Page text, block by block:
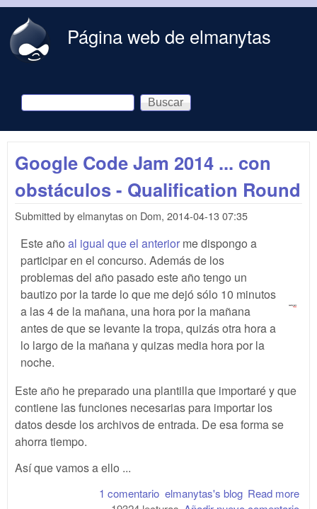
Página web de elmanytas
Formulario de búsqueda
Buscar
Google Code Jam 2014 ... con
obstáculos - Qualification Round
Submitted byelmanytason Dom, 2014-04-13 07:35
Este año al igual que el anterior me dispongo a
participar en el concurso. Además de los
problemas del año pasado este año tengo un
bautizo por la tarde lo que me dejó sólo 10 minutos
a las 4 de la mañana, una hora por la mañana
antes de que se levante la tropa, quizás otra hora a
lo largo de la mañana y quizas media hora por la
noche.
Este año he preparado una plantilla que importaré y que
contiene las funciones necesarias para importar los
datos desde los archivos de entrada. De esa forma se
ahorra tiempo.
Así que vamos a ello ...
Read more
elmanytas's blog
1 comentario